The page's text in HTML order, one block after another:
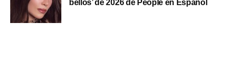
bellos’ de 2026 de People en Español